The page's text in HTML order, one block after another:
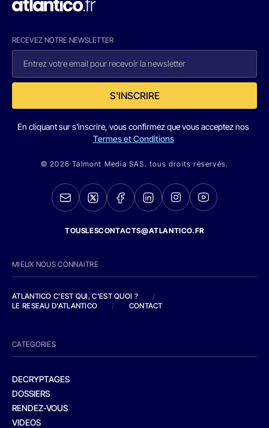
RECEVEZ NOTRE NEWSLETTER
S'INSCRIRE
En cliquant sur s'inscrire, vous confirmez que vous acceptez nos
Termes et Conditions
© 2026 Talmont Media SAS. tous droits réservés.
TOUSLESCONTACTS@ATLANTICO.FR
MIEUX NOUS CONNAITRE
ATLANTICO C'EST QUI, C'EST QUOI ?
/
LE RESEAU D'ATLANTICO
/ CONTACT
CATEGORIES
DECRYPTAGES
DOSSIERS
RENDEZ-VOUS
VIDEOS